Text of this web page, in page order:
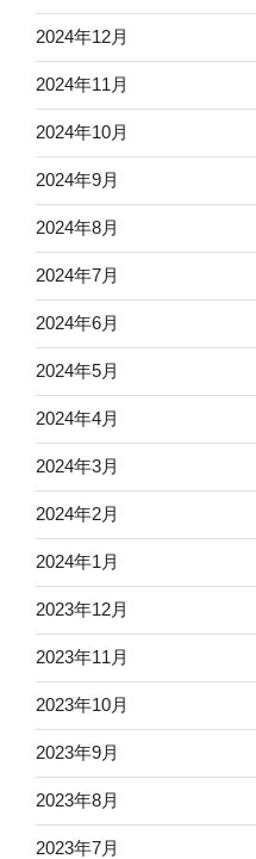
2024年12月
2024年11月
2024年10月
2024年9月
2024年8月
2024年7月
2024年6月
2024年5月
2024年4月
2024年3月
2024年2月
2024年1月
2023年12月
2023年11月
2023年10月
2023年9月
2023年8月
2023年7月